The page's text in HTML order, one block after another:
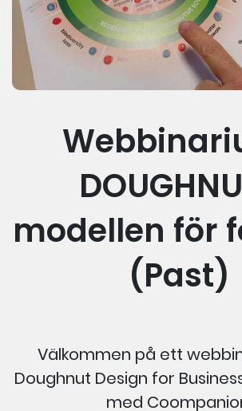
modellen för
(Past)
Välkommen på ett
Doughnut Design for
med